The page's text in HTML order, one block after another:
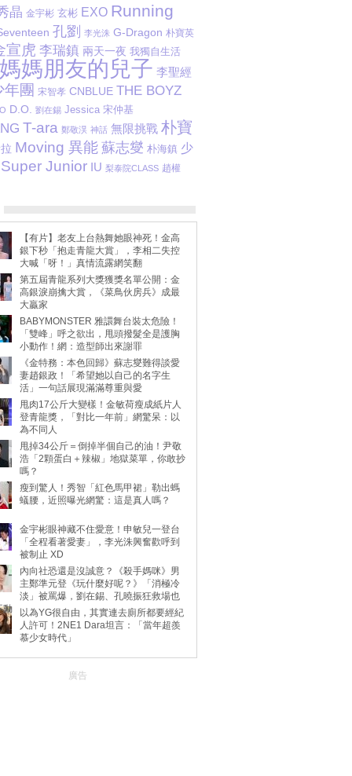
晶 金宇彬 玄彬 EXO Running
孔劉 李光洙 G-Dragon 朴寶英
宣虎 李瑞鎮 兩天一夜 我獨自生活
媽朋友的兒子 李聖經
團 宋智孝 CNBLUE THE BOYZ
D.O. 劉在錫 Jessica 宋仲基
T-ara 鄭敬淏 神話 無限挑戰 朴寶
Moving 異能 蘇志燮 朴海鎮 少
Super Junior IU 梨泰院CLASS 趙權
【有片】老友上台熱舞她眼神死！金高
銀下秒「抱走青龍大賞」，李相二失控
大喊「呀！」真情流露網笑翻
第五屆青龍系列大獎獲獎名單公開：金
高銀淚崩擒大賞，《菜鳥伙房兵》成最
大贏家
BABYMONSTER 雅譞舞台裝太危險！
「雙峰」呼之欲出，甩頭撥髮全是護胸
小動作！網：造型師出來謝罪
《金特務：本色回歸》蘇志燮難得談愛
妻趙銀政！「希望她以自己的名字生
活」一句話展現滿滿尊重與愛
甩肉17公斤大變樣！金敏荷瘦成紙片人
登青龍獎，「對比一年前」網驚呆：以
為不同人
甩掉34公斤＝倒掉半個自己的油！尹敬
浩「2顆蛋白＋辣椒」地獄菜單，你敢抄
嗎？
瘦到驚人！秀智「紅色馬甲裙」勒出螞
蟻腰，近照曝光網驚：這是真人嗎？
金宇彬眼神藏不住愛意！申敏兒一登台
「全程看著愛妻」，李光洙興奮歡呼到
被制止 XD
內向社恐還是沒誠意？《殺手媽咪》男
主鄭準元登《玩什麼好呢？》「消極冷
淡」被罵爆，劉在錫、孔曉振狂救場也
動
以為YG很自由，其實連去廁所都要經紀
人許可！2NE1 Dara坦言：「當年超羨
慕少女時代」
廣告